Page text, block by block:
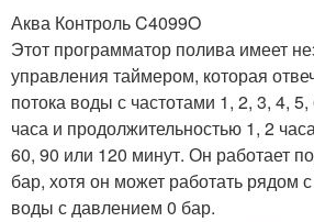
Аква Контроль C4099O
Этот программатор полива имеет
управления таймером, которая
потока воды с частотами 1, 2, 3, 4,
часа и продолжительностью 1, 2
60, 90 или 120 минут. Он работает
бар, хотя он может работать рядом
воды с давлением 0 бар.